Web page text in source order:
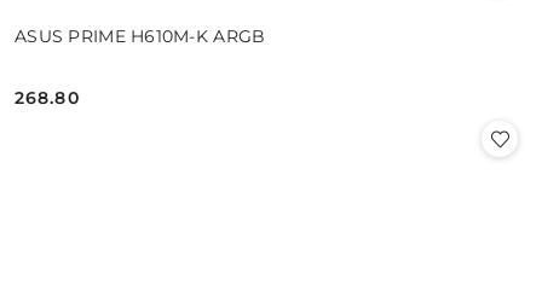
ASUS PRIME H610M-K ARGB
Cena:
268.80